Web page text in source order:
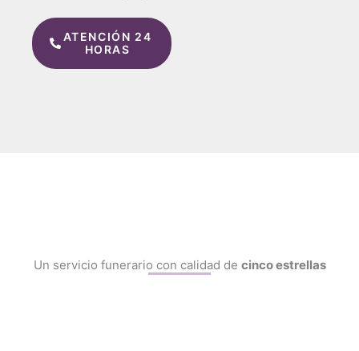
ATENCIÓN 24
HORAS
Un servicio funerario con calidad de cinco estrellas